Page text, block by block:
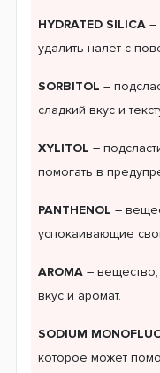
HYDRATED SILICA –
удалить налет с
SORBITOL –
сладкий вкус и
XYLITOL –
помогать в
PANTHENOL –
успокаивающие
AROMA – вещество,
вкус и аромат.
SODIUM
которое может